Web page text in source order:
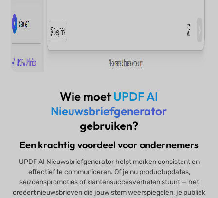
Wie moet UPDF AI
Nieuwsbriefgenerator
gebruiken?
Een krachtig voordeel voor ondernemers
UPDF AI Nieuwsbriefgenerator helpt merken consistent en
effectief te communiceren. Of je nu productupdates,
seizoenspromoties of klantensuccesverhalen stuurt — het
creëert nieuwsbrieven die jouw stem weerspiegelen, je publiek